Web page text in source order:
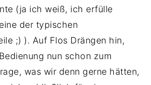
(ja ich weiß, ich erfülle
der typischen
;) ). Auf Flos Drängen hin,
nun schon zum
was wir denn gerne hätten,